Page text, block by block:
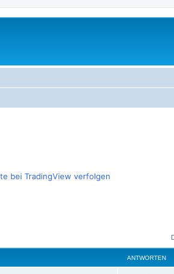
bei TradingView verfolgen
ANTWORTEN